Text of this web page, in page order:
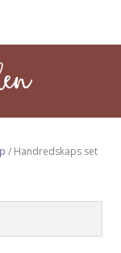
/ Handredskaps set